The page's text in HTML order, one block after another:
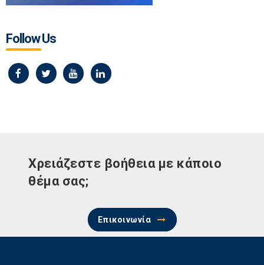
Follow Us
Χρειάζεστε βοήθεια με κάποιο
θέμα σας;
Επικοινωνία